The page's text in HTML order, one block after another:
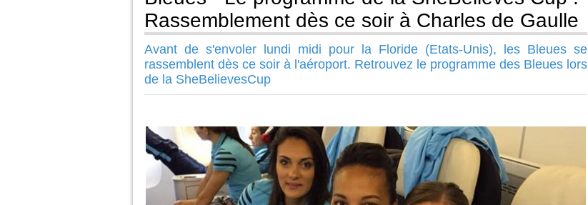
Rassemblement dès ce soir à Charles de Gaulle
Avant de s'envoler lundi midi pour la Floride (Etats-Unis), les Bleues se
rassemblent dès ce soir à l'aéroport. Retrouvez le programme des Bleues lors
de la SheBelievesCup